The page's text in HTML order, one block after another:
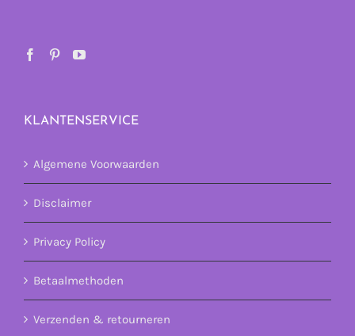
KLANTENSERVICE
Algemene Voorwaarden
Disclaimer
Privacy Policy
Betaalmethoden
Verzenden & retourneren